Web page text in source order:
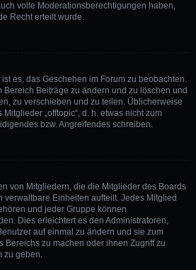
volle Moderationsberechtigungen haben,
Recht erteilt wurde.
es, das Geschehen im Forum zu beobachten.
Beiträge zu ändern und zu löschen und
zu verschieben und zu teilen. Üblicherweise
„offtopic“, d. h. etwas nicht zum
bzw. Angreifendes schreiben.
von Mitgliedern, die die Mitglieder des Boards
verwaltbare Einheiten aufteilt. Jedes Mitglied
und jeder Gruppe können
Dies erleichtert es den Administratoren,
auf einmal zu ändern und sie zum
Bereichs zu machen oder ihnen Zugriff zu
zu geben.